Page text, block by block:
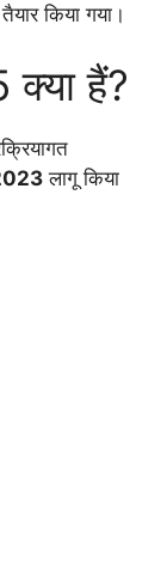
किया गया।
हैं?
लागू किया